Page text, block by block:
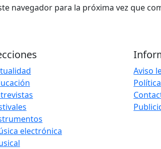
navegador para la próxima vez que
electrónica
Aviso